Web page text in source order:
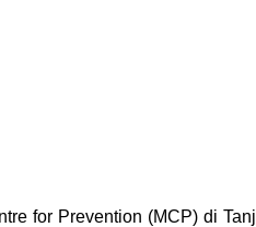
for Prevention (MCP) di